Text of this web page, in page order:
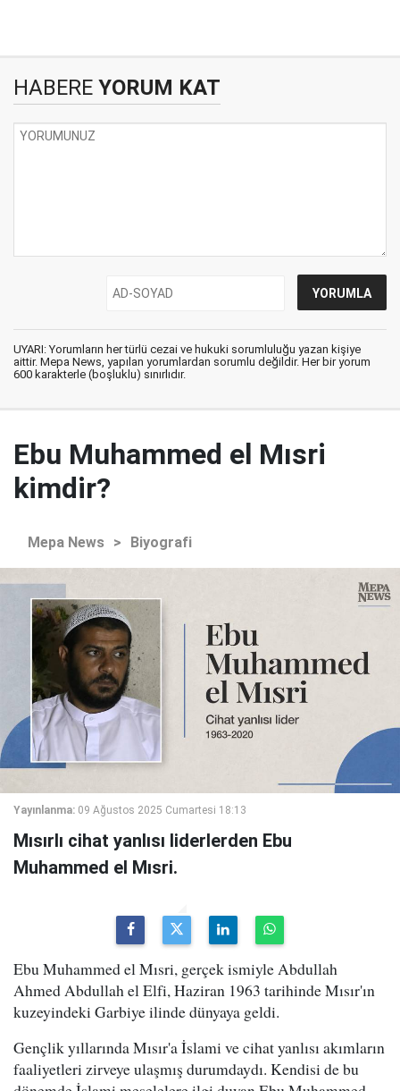
HABERE YORUM KAT
UYARI: Yorumların her türlü cezai ve hukuki sorumluluğu yazan kişiye
aittir. Mepa News, yapılan yorumlardan sorumlu değildir. Her bir yorum
600 karakterle (boşluklu) sınırlıdır.
Ebu Muhammed el Mısri
kimdir?
Mepa News > Biyografi
Yayınlanma: 09 Ağustos 2025 Cumartesi 18:13
Mısırlı cihat yanlısı liderlerden Ebu
Muhammed el Mısri.
Ebu Muhammed el Mısri, gerçek ismiyle Abdullah
Ahmed Abdullah el Elfi, Haziran 1963 tarihinde Mısır'ın
kuzeyindeki Garbiye ilinde dünyaya geldi.
Gençlik yıllarında Mısır'a İslami ve cihat yanlısı akımların
faaliyetleri zirveye ulaşmış durumdaydı. Kendisi de bu